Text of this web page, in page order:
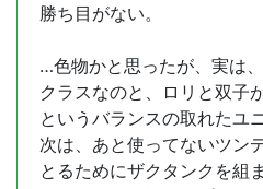
勝ち目がない。
…色物かと思ったが、実は
クラスなのと、ロリと双子
というバランスの取れたユ
次は、あと使ってないツン
とるためにザクタンクを組